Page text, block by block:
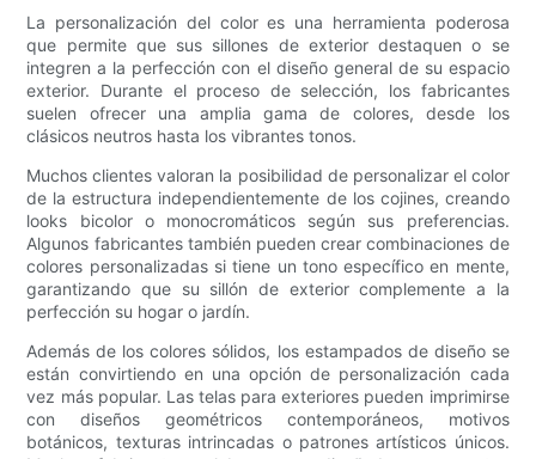
La personalización del color es una herramienta poderosa
que permite que sus sillones de exterior destaquen o se
integren a la perfección con el diseño general de su espacio
exterior. Durante el proceso de selección, los fabricantes
suelen ofrecer una amplia gama de colores, desde los
clásicos neutros hasta los vibrantes tonos.
Muchos clientes valoran la posibilidad de personalizar el color
de la estructura independientemente de los cojines, creando
looks bicolor o monocromáticos según sus preferencias.
Algunos fabricantes también pueden crear combinaciones de
colores personalizadas si tiene un tono específico en mente,
garantizando que su sillón de exterior complemente a la
perfección su hogar o jardín.
Además de los colores sólidos, los estampados de diseño se
están convirtiendo en una opción de personalización cada
vez más popular. Las telas para exteriores pueden imprimirse
con diseños geométricos contemporáneos, motivos
botánicos, texturas intrincadas o patrones artísticos únicos.